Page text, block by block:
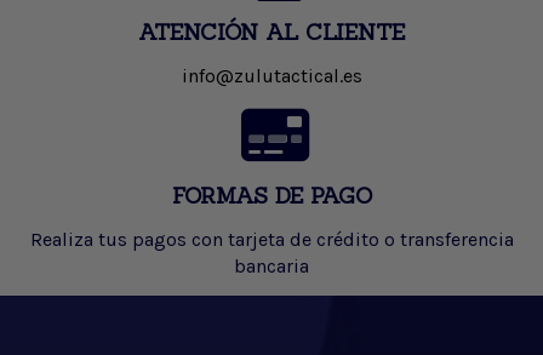
ATENCIÓN AL CLIENTE
info@zulutactical.es
FORMAS DE PAGO
Realiza tus pagos con tarjeta de crédito o transferencia
bancaria